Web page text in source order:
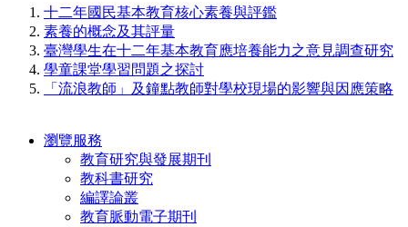
十二年國民基本教育核心素養與評鑑
素養的概念及其評量
臺灣學生在十二年基本教育應培養能力之意見調查研究
學童課堂學習問題之探討
「流浪教師」及鐘點教師對學校現場的影響與因應策略
瀏覽服務
教育研究與發展期刊
教科書研究
編譯論叢
教育脈動電子期刊